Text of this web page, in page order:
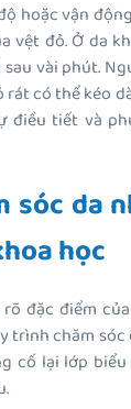
hoặc vận
vệt đỏ. Ở da
vài phút.
rát có thể kéo
điều tiết và
sóc da
học
đặc điểm
trình chăm
cố lại lớp